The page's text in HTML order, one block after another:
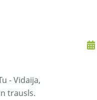
- Vidaija,
trausls.